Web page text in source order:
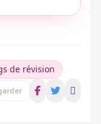
de révision